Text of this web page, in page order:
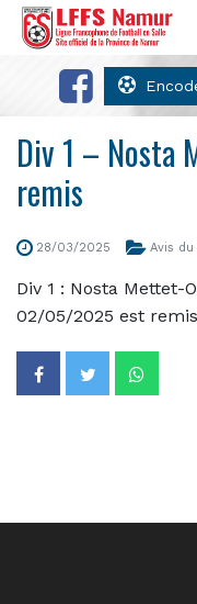
Div 1 – Nosta
remis
28/03/2025 Avis
Div 1 : Nosta Mettet-
02/05/2025 est